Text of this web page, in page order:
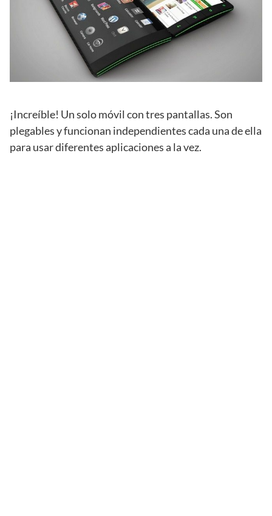
¡Increíble! Un solo móvil con tres pantallas. Son
plegables y funcionan independientes cada una de ella
para usar diferentes aplicaciones a la vez.